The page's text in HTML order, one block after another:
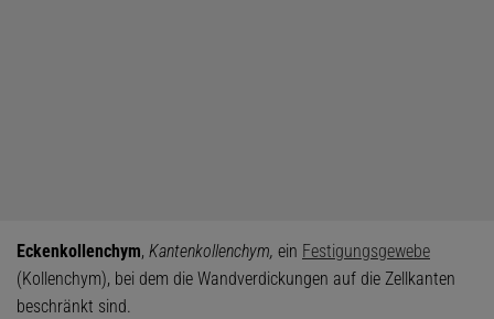
Eckenkollenchym, Kantenkollenchym, ein Festigungsgewebe
(Kollenchym), bei dem die Wandverdickungen auf die Zellkanten
beschränkt sind.